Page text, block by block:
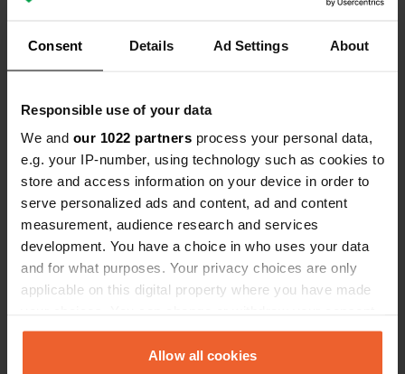
Consent Details Ad Settings About
Responsible use of your data
We and our 1022 partners process your personal data,
e.g. your IP-number, using technology such as cookies to
store and access information on your device in order to
serve personalized ads and content, ad and content
measurement, audience research and services
development. You have a choice in who uses your data
and for what purposes. Your privacy choices are only
applicable on this digital property where you have made
any time from the Cookie Declaration or by clicking on
the Privacy trigger icon.Allow all cookies
Coordonnées
60° 34' 36" N 17° 49' 13" E
60.57662 17.82025
Code du site
94635
Passer àPRO+
pour toutes les coordonnées PRO+
Carte
Afficher sur la carte